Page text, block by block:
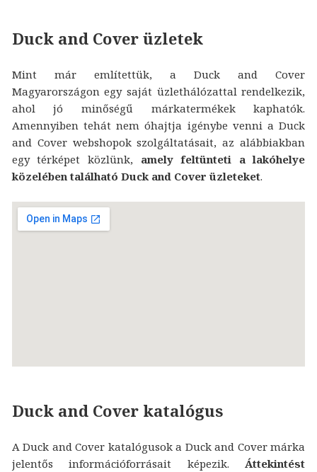
Duck and Cover üzletek
Mint már említettük, a Duck and Cover
Magyarországon egy saját üzlethálózattal rendelkezik,
ahol jó minőségű márkatermékek kaphatók.
Amennyiben tehát nem óhajtja igénybe venni a Duck
and Cover webshopok szolgáltatásait, az alábbiakban
egy térképet közlünk, amely feltünteti a lakóhelye
közelében található Duck and Cover üzleteket.
Duck and Cover katalógus
A Duck and Cover katalógusok a Duck and Cover márka
jelentős információforrásait képezik.Áttekintést